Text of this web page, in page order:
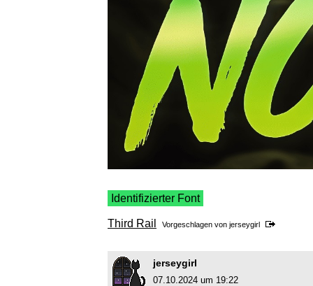
Identifizierter Font
Third Rail Vorgeschlagen von jerseygirl
jerseygirl
07.10.2024 um 19:22